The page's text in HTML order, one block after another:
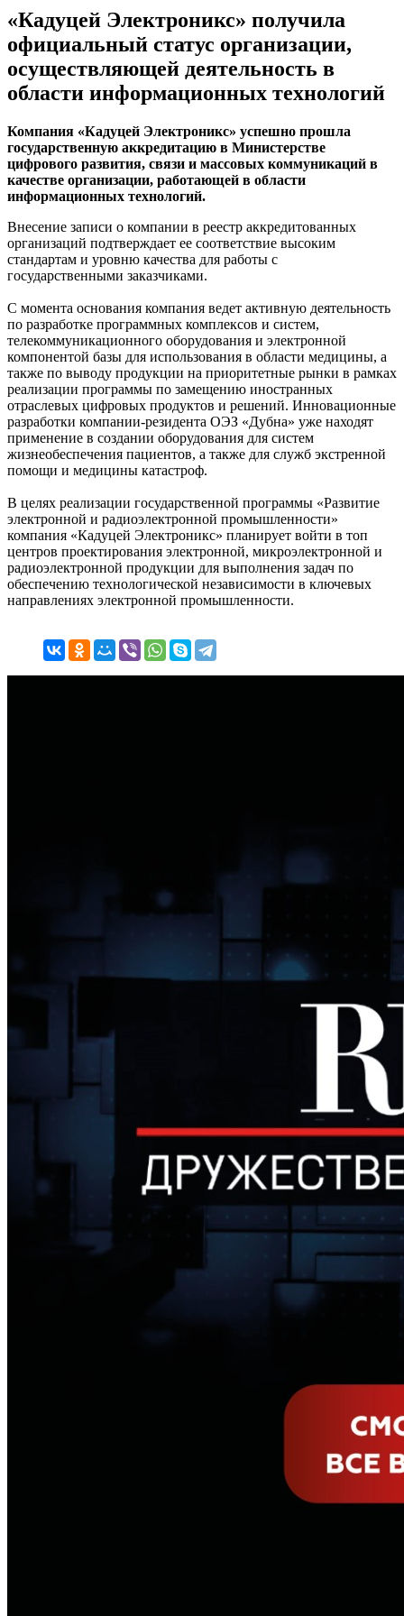
«Кадуцей Электроникс» получила
официальный статус организации,
осуществляющей деятельность в
области информационных технологий
Компания «Кадуцей Электроникс» успешно прошла
государственную аккредитацию в Министерстве
цифрового развития, связи и массовых коммуникаций в
качестве организации, работающей в области
информационных технологий.
Внесение записи о компании в реестр аккредитованных
организаций подтверждает ее соответствие высоким
стандартам и уровню качества для работы с
государственными заказчиками.
С момента основания компания ведет активную деятельность
по разработке программных комплексов и систем,
телекоммуникационного оборудования и электронной
компонентой базы для использования в области медицины, а
также по выводу продукции на приоритетные рынки в рамках
реализации программы по замещению иностранных
отраслевых цифровых продуктов и решений. Инновационные
разработки компании-резидента ОЭЗ «Дубна» уже находят
применение в создании оборудования для систем
жизнеобеспечения пациентов, а также для служб экстренной
помощи и медицины катастроф.
В целях реализации государственной программы «Развитие
электронной и радиоэлектронной промышленности»
компания «Кадуцей Электроникс» планирует войти в топ
центров проектирования электронной, микроэлектронной и
радиоэлектронной продукции для выполнения задач по
обеспечению технологической независимости в ключевых
направлениях электронной промышленности.